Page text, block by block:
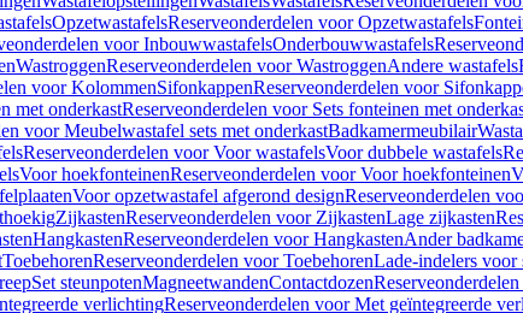
OpzetwastafelsReserveonderdelen voor Opzetwastafels
voor InbouwwastafelsOnderbouwwastafels
WastroggenReserveonderdelen voor WastroggenAndere wastafels
voor KolommenSifonkappenReserveonderdelen voor
met onderkastReserveonderdelen voor Sets fonteinen met
voor Meubelwastafel sets met onderkastBadkamermeubilair
Reserveonderdelen voor Voor wastafelsVoor dubbele wastafels
Voor hoekfonteinenReserveonderdelen voor Voor hoekfonteinen
Voor opzetwastafel afgerond designReserveonderdelen
ZijkastenReserveonderdelen voor ZijkastenLage zijkasten
HangkastenReserveonderdelen voor HangkastenAnder
ToebehorenReserveonderdelen voor ToebehorenLade-indelers voor
Set steunpotenMagneetwandenContactdozen
verlichtingReserveonderdelen voor Met geïntegreerde